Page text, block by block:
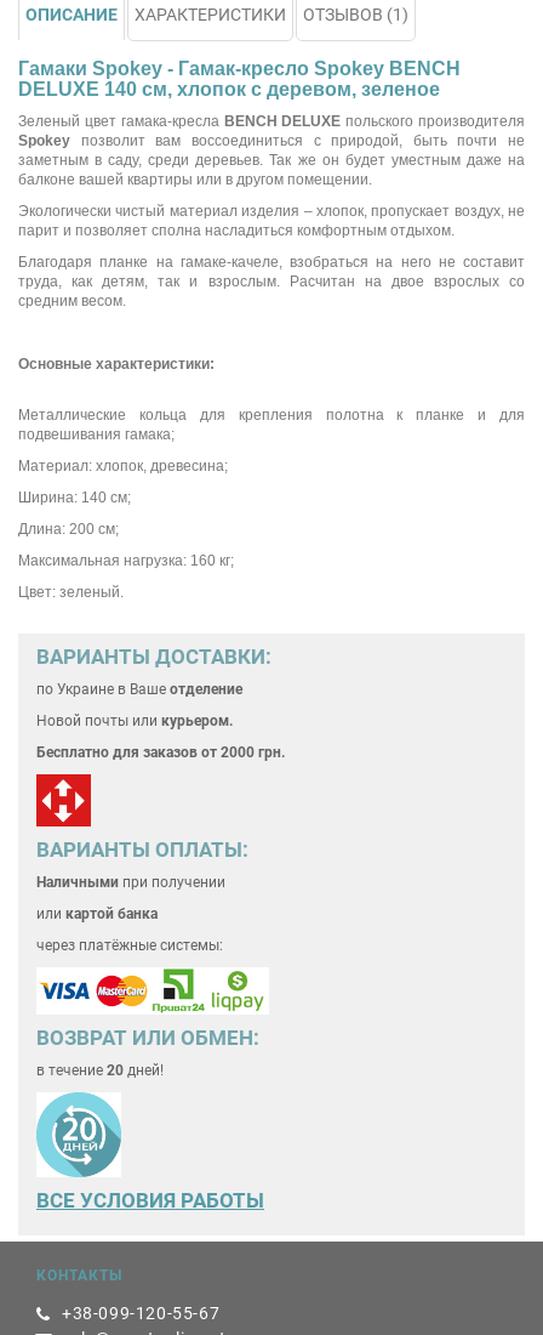
ОПИСАНИЕ ХАРАКТЕРИСТИКИ ОТЗЫВОВ (1)
Гамаки Spokey - Гамак-кресло Spokey BENCH
DELUXE 140 см, хлопок с деревом, зеленое
Зеленый цвет гамака-кресла BENCH DELUXE польского производителя
Spokey позволит вам воссоединиться с природой, быть почти не
заметным в саду, среди деревьев. Так же он будет уместным даже на
балконе вашей квартиры или в другом помещении.
Экологически чистый материал изделия – хлопок, пропускает воздух, не
парит и позволяет сполна насладиться комфортным отдыхом.
Благодаря планке на гамаке-качеле, взобраться на него не составит
труда, как детям, так и взрослым. Расчитан на двое взрослых со
средним весом.
Основные характеристики:
Металлические кольца для крепления полотна к планке и для
подвешивания гамака;
Материал: хлопок, древесина;
Ширина: 140 см;
Длина: 200 см;
Максимальная нагрузка: 160 кг;
Цвет: зеленый.
ВАРИАНТЫ ДОСТАВКИ:
по Украине в Ваше отделение
Новой почты или курьером.
Бесплатно для заказов от 2000 грн.
ВАРИАНТЫ ОПЛАТЫ:
Наличными при получении
или картой банка
через платёжные системы:
ВОЗВРАТ ИЛИ ОБМЕН:
в течение 20 дней!
ВСЕ УСЛОВИЯ РАБОТЫ
КОНТАКТЫ
+38-099-120-55-67